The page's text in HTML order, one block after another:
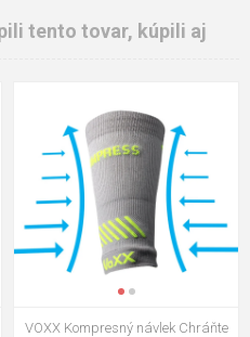
tento tovar, kúpili aj
VOXX Kompresný návlek Chráňte